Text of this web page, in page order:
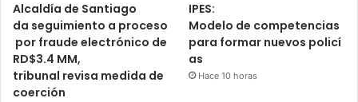
Alcaldía de Santiago
da seguimiento a proceso
por fraude electrónico de
RD$3.4 MM,
tribunal revisa medida de
coerción
IPES:
Modelo de competencias
para formar nuevos policí
as
Hace 10 horas